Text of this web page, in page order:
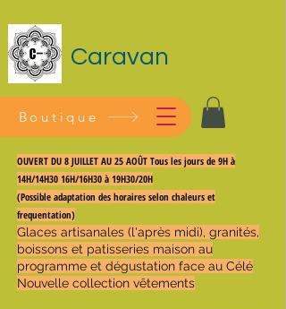
Caravan
OUVERT DU 8 JUILLET AU 25 AOÛT Tous les jours de 9H à
14H/14H30 16H/16H30 à 19H30/20H
(Possible adaptation des horaires selon chaleurs et
frequentation)
Glaces artisanales (l'après midi), granités,
boissons et patisseries maison au
programme et dégustation face au Célé
Nouvelle collection vêtements
Boutique